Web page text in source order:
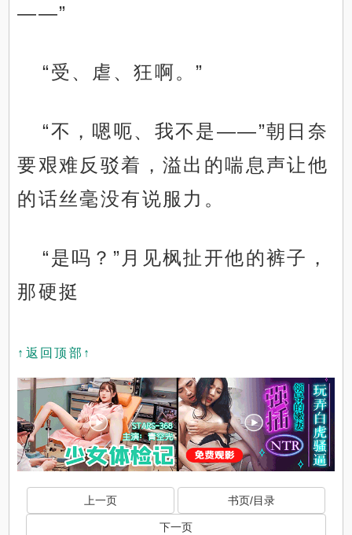
——”
“受、虐、狂啊。”
“不，嗯呃、我不是——”朝日奈
要艰难反驳着，溢出的喘息声让他
的话丝毫没有说服力。
“是吗？”月见枫扯开他的裤子，
那硬挺
↑返回顶部↑
上一页 书页/目录
下一页